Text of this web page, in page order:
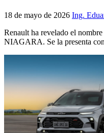
18 de mayo de 2026 Ing.
Renault ha revelado el
NIAGARA. Se la presenta